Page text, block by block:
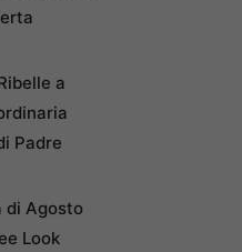
a
Padre
di Agosto
Look